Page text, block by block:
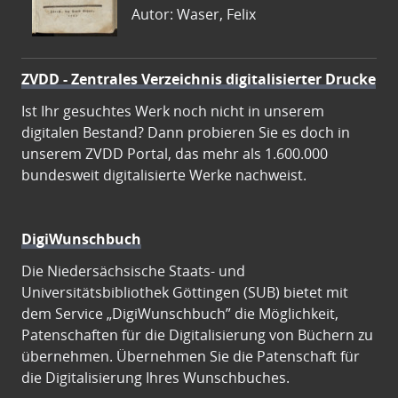
Autor: Waser, Felix
ZVDD - Zentrales Verzeichnis digitalisierter Drucke
Ist Ihr gesuchtes Werk noch nicht in unserem
digitalen Bestand? Dann probieren Sie es doch in
unserem ZVDD Portal, das mehr als 1.600.000
bundesweit digitalisierte Werke nachweist.
DigiWunschbuch
Die Niedersächsische Staats- und
Universitätsbibliothek Göttingen (SUB) bietet mit
dem Service „DigiWunschbuch” die Möglichkeit,
Patenschaften für die Digitalisierung von Büchern zu
übernehmen. Übernehmen Sie die Patenschaft für
die Digitalisierung Ihres Wunschbuches.